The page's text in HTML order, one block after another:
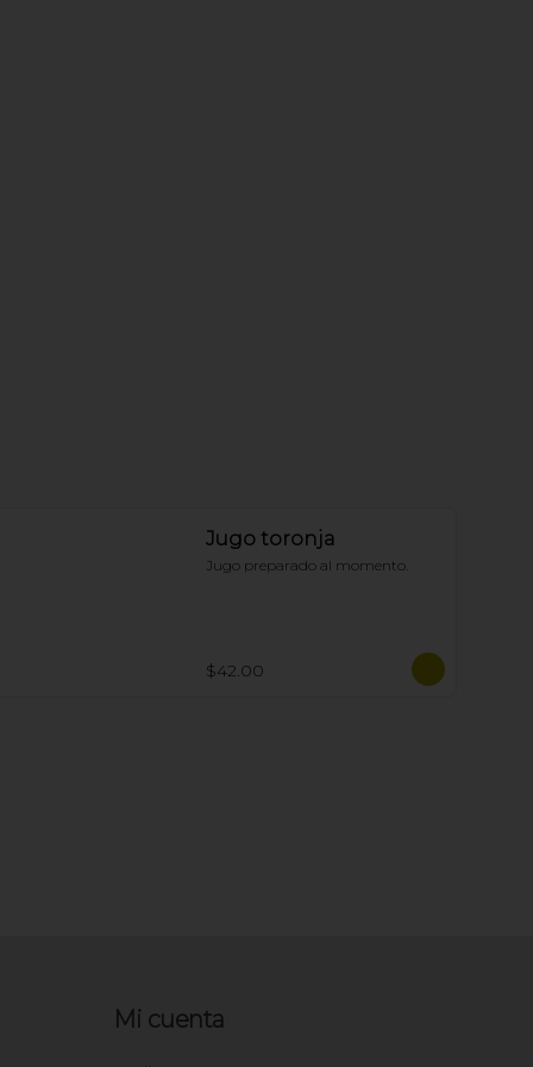
Jugo toronja
Jugo preparado al momento.
$42.00
Mi cuenta